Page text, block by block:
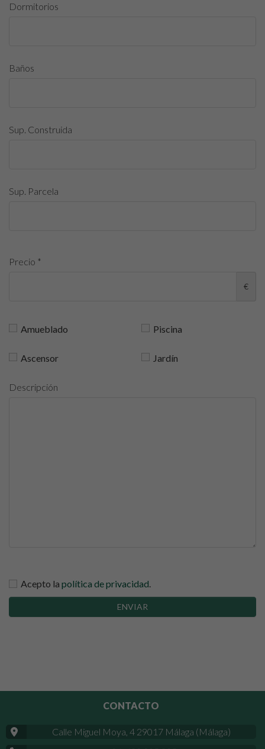
Dormitorios
Baños
Sup. Construida
Sup. Parcela
Precio *
€
Amueblado Piscina
Ascensor Jardín
Descripción
Acepto la política de privacidad.
ENVIAR
CONTACTO
Calle Miguel Moya, 4 29017 Málaga (Málaga)